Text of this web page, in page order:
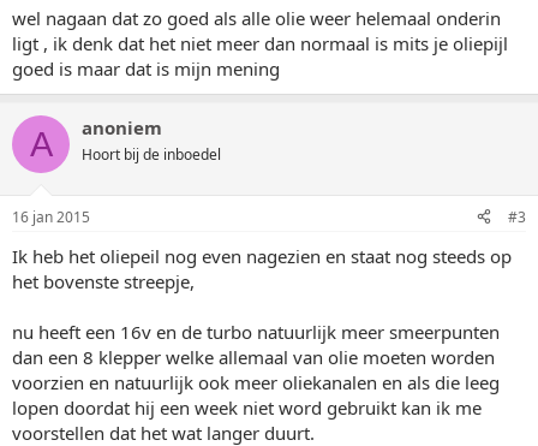
wel nagaan dat zo goed als alle olie weer helemaal onderin
ligt , ik denk dat het niet meer dan normaal is mits je oliepijl
goed is maar dat is mijn mening
A anoniem
Hoort bij de inboedel
16 jan 2015 #3
Ik heb het oliepeil nog even nagezien en staat nog steeds op
het bovenste streepje,
nu heeft een 16v en de turbo natuurlijk meer smeerpunten
dan een 8 klepper welke allemaal van olie moeten worden
voorzien en natuurlijk ook meer oliekanalen en als die leeg
lopen doordat hij een week niet word gebruikt kan ik me
voorstellen dat het wat langer duurt.